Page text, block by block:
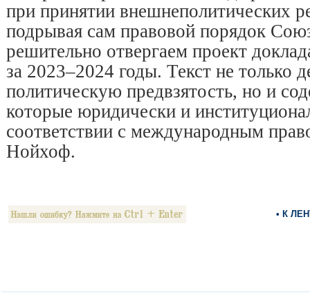
при принятии внешнеполитических
подрывая сам правовой порядок
решительно отвергаем проект
за 2023–2024 годы. Текст не только
политическую предвзятость, но и
которые юридически и
соответствии с международным
Нойхоф.
• К